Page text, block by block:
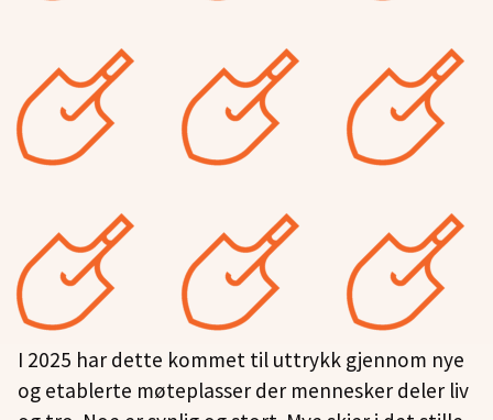
I 2025 har dette kommet til uttrykk gjennom nye
og etablerte møteplasser der mennesker deler liv